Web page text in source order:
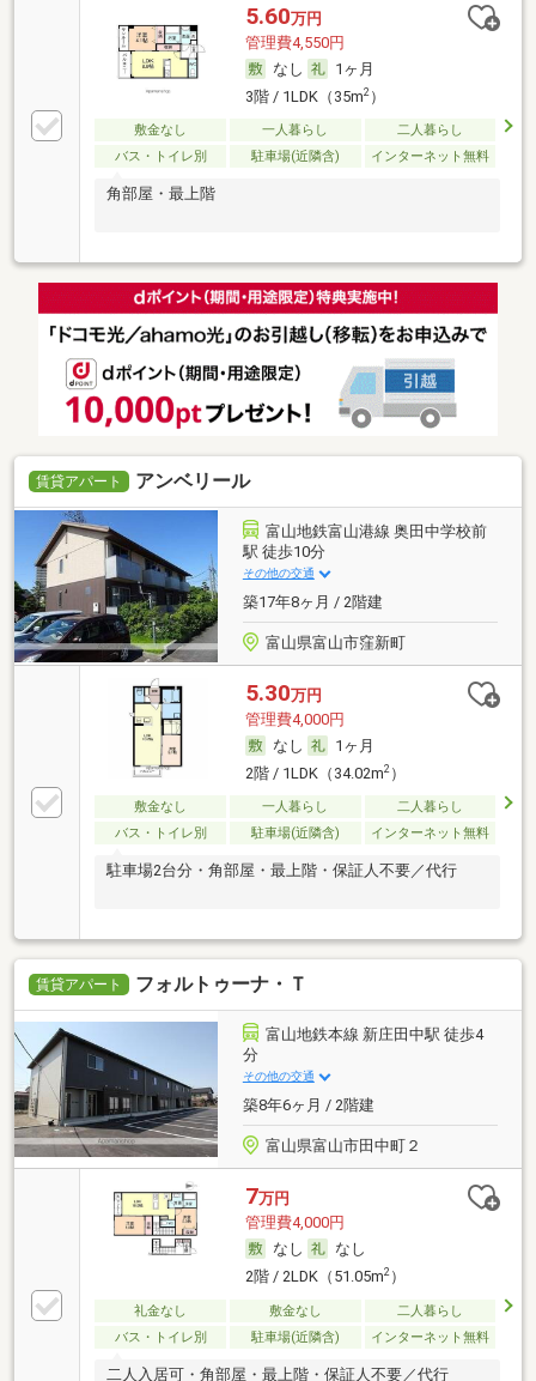
5.60万円
管理費4,550円
なし
1ヶ月
3階 / 1LDK（35m2）
敷金なし 一人暮らし
二人暮らし
バス・トイレ別
駐車場(近隣含) インターネット無料
角部屋・最上階
賃貸アパート アンベリール
富山地鉄富山港線 奥田中学校前
駅 徒歩10分
その他の交通
築17年8ヶ月 / 2階建
富山県富山市窪新町
5.30万円
管理費4,000円
なし
1ヶ月
2階 / 1LDK（34.02m2）
敷金なし 一人暮らし
二人暮らし
バス・トイレ別
駐車場(近隣含) インターネット無料
駐車場2台分・角部屋・最上階・保証人不要／代行
賃貸アパート フォルトゥーナ・Ｔ
富山地鉄本線 新庄田中駅 徒歩4
分
その他の交通
築8年6ヶ月 / 2階建
富山県富山市田中町２
7万円
管理費4,000円
なし
なし
2階 / 2LDK（51.05m2）
礼金なし 敷金なし
二人暮らし
バス・トイレ別
駐車場(近隣含) インターネット無料
二人入居可・角部屋・最上階・保証人不要／代行